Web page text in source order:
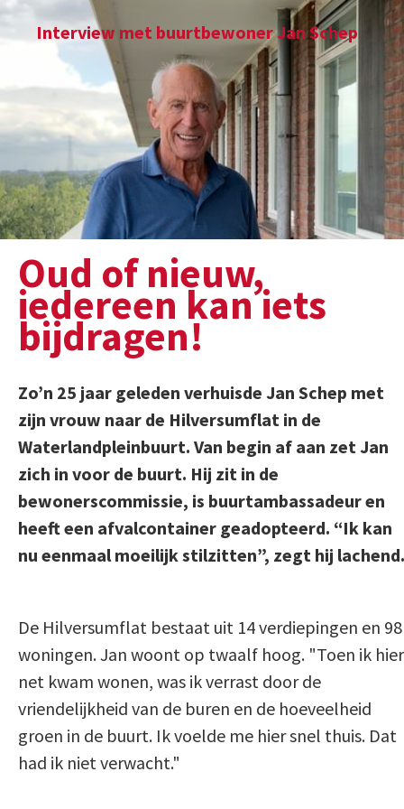
Interview met buurtbewoner Jan Schep
Oud of nieuw,
iedereen kan iets
bijdragen!
Zo’n 25 jaar geleden verhuisde Jan Schep met
zijn vrouw naar de Hilversumflat in de
Waterlandpleinbuurt. Van begin af aan zet Jan
zich in voor de buurt. Hij zit in de
bewonerscommissie, is buurtambassadeur en
heeft een afvalcontainer geadopteerd. “Ik kan
nu eenmaal moeilijk stilzitten”, zegt hij lachend.
De Hilversumflat bestaat uit 14 verdiepingen en 98
woningen. Jan woont op twaalf hoog. "Toen ik hier
net kwam wonen, was ik verrast door de
vriendelijkheid van de buren en de hoeveelheid
groen in de buurt. Ik voelde me hier snel thuis. Dat
had ik niet verwacht."